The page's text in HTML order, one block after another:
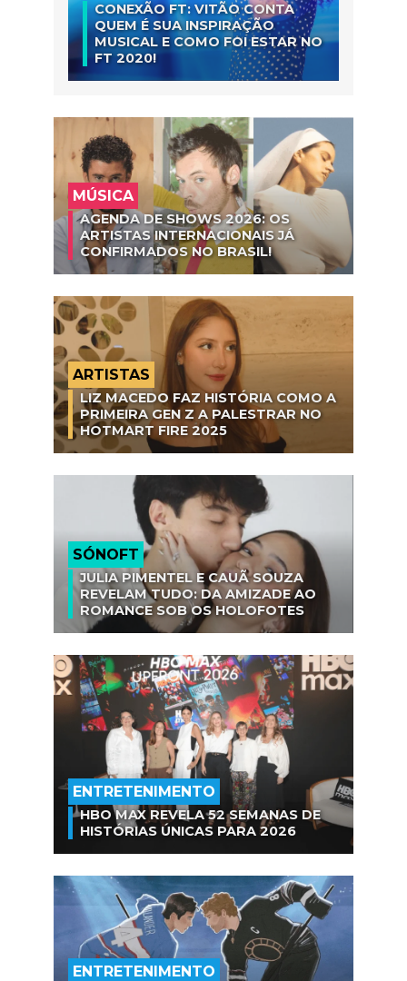
CONEXÃO FT: VITÃO CONTA
QUEM É SUA INSPIRAÇÃO
MUSICAL E COMO FOI ESTAR NO
FT 2020!
MÚSICA
AGENDA DE SHOWS 2026: OS
ARTISTAS INTERNACIONAIS JÁ
CONFIRMADOS NO BRASIL!
ARTISTAS
LIZ MACEDO FAZ HISTÓRIA COMO A
PRIMEIRA GEN Z A PALESTRAR NO
HOTMART FIRE 2025
SÓNOFT
JULIA PIMENTEL E CAUÃ SOUZA
REVELAM TUDO: DA AMIZADE AO
ROMANCE SOB OS HOLOFOTES
ENTRETENIMENTO
HBO MAX REVELA 52 SEMANAS DE
HISTÓRIAS ÚNICAS PARA 2026
ENTRETENIMENTO